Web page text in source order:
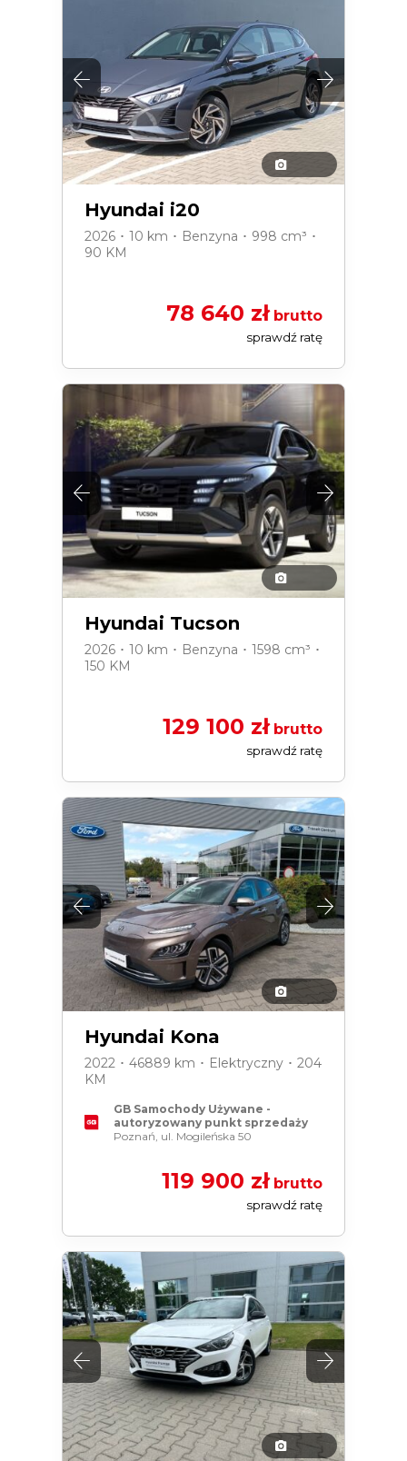
Hyundai i20
2026 ･ 10 km ･ Benzyna ･ 998 cm³ ･
90 KM
78 640 złbrutto
sprawdź ratę
Hyundai Tucson
2026 ･ 10 km ･ Benzyna ･ 1598 cm³ ･
150 KM
129 100 złbrutto
sprawdź ratę
Hyundai Kona
2022 ･ 46889 km ･ Elektryczny ･ 204
KM
GB Samochody Używane -
autoryzowany punkt sprzedaży
Poznań, ul. Mogileńska 50
119 900 złbrutto
sprawdź ratę